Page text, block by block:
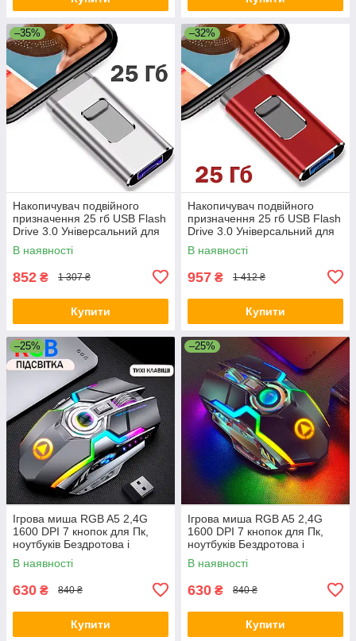
–35%
Накопичувач подвійного
призначення 25 гб USB Flash
Drive 3.0 Універсальний для
смартфонів, планшетів і
нотубуків Сірий
В наявності
852 ₴ 1 307 ₴
Купити
–32%
Накопичувач подвійного
призначення 25 гб USB Flash
Drive 3.0 Універсальний для
смартфонів, планшетів і
нотубуків Червоний
В наявності
957 ₴ 1 412 ₴
Купити
–25%
Ігрова миша RGB A5 2,4G
1600 DPI 7 кнопок для Пк,
ноутбуків Бездротова і
безшумна з підсвіткою Сіра
В наявності
630 ₴ 840 ₴
Купити
–25%
Ігрова миша RGB A5 2,4G
1600 DPI 7 кнопок для Пк,
ноутбуків Бездротова і
безшумна з підсвіткою Чорна
В наявності
630 ₴ 840 ₴
Купити